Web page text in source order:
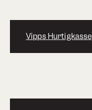
Vipps Hurtigkasse